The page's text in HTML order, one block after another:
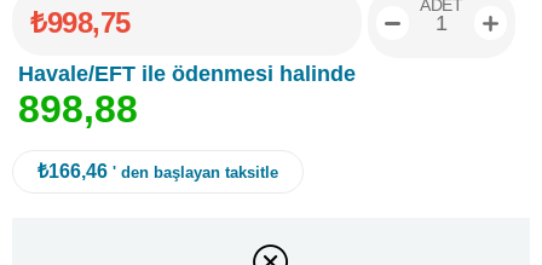
₺998,75
Havale/EFT ile ödenmesi halinde
898,88
ADET
₺166,46 ' den başlayan taksitle